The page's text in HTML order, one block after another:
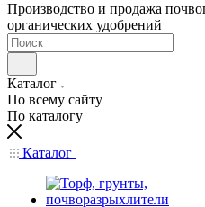
Производство и продажа
органических удобрений
Каталог
По всему сайту
По каталогу
Каталог